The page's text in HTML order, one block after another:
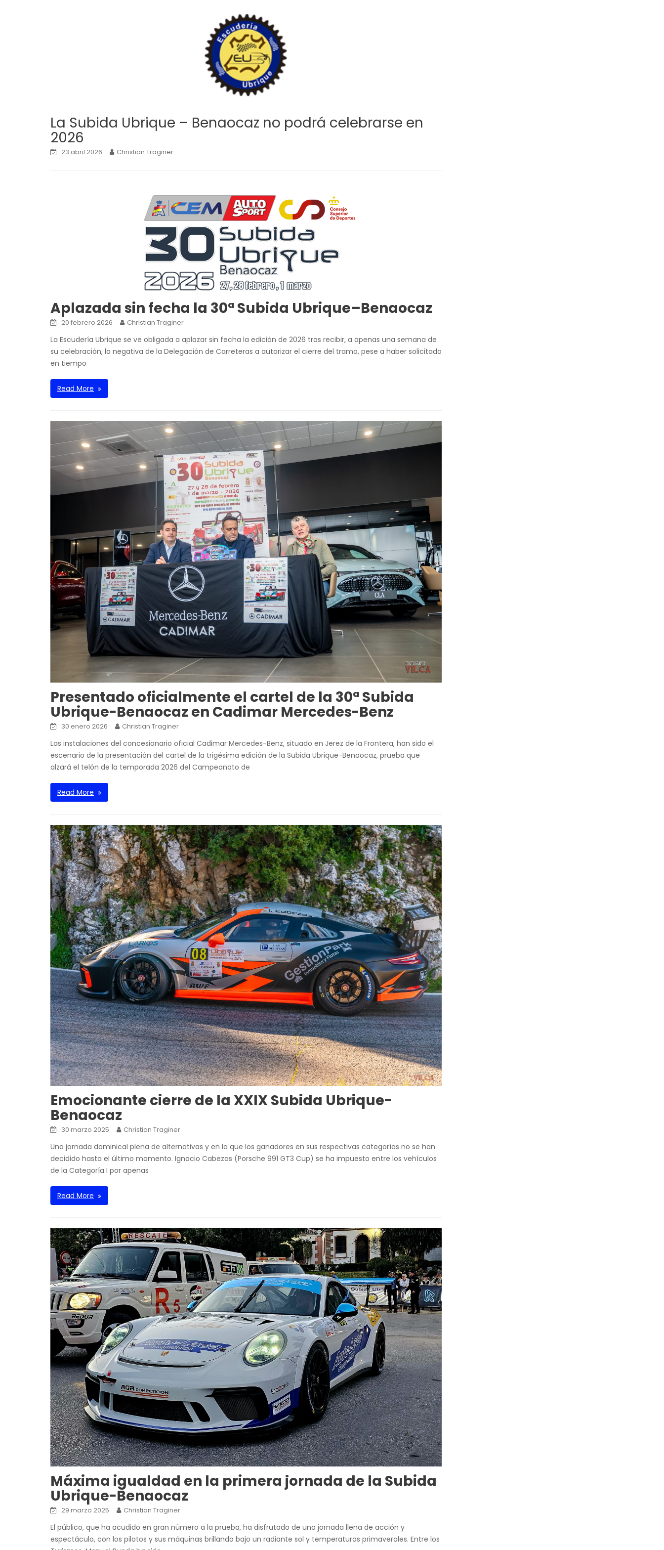
La Subida Ubrique – Benaocaz no podrá celebrarse en
2026
23 abril 2026 Christian Traginer
Aplazada sin fecha la 30ª Subida Ubrique–Benaocaz
20 febrero 2026 Christian Traginer
La Escudería Ubrique se ve obligada a aplazar sin fecha la edición de 2026 tras recibir, a apenas una semana de
su celebración, la negativa de la Delegación de Carreteras a autorizar el cierre del tramo, pese a haber solicitado
en tiempo
Read More
Presentado oficialmente el cartel de la 30ª Subida
Ubrique-Benaocaz en Cadimar Mercedes-Benz
30 enero 2026 Christian Traginer
Las instalaciones del concesionario oficial Cadimar Mercedes-Benz, situado en Jerez de la Frontera, han sido el
escenario de la presentación del cartel de la trigésima edición de la Subida Ubrique-Benaocaz, prueba que
alzará el telón de la temporada 2026 del Campeonato de
Read More
Emocionante cierre de la XXIX Subida Ubrique-
Benaocaz
30 marzo 2025 Christian Traginer
Una jornada dominical plena de alternativas y en la que los ganadores en sus respectivas categorías no se han
decidido hasta el último momento. Ignacio Cabezas (Porsche 991 GT3 Cup) se ha impuesto entre los vehículos
de la Categoría I por apenas
Read More
Máxima igualdad en la primera jornada de la Subida
Ubrique-Benaocaz
29 marzo 2025 Christian Traginer
El público, que ha acudido en gran número a la prueba, ha disfrutado de una jornada llena de acción y
espectáculo, con los pilotos y sus máquinas brillando bajo un radiante sol y temperaturas primaverales. Entre los